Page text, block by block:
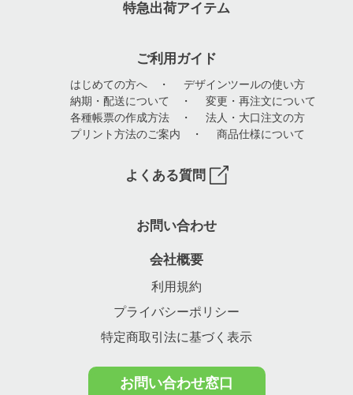
特急出荷アイテム
ご利用ガイド
はじめての方へ ・ デザインツールの使い方
納期・配送について
・ 変更・再注文について
各種帳票の作成方法 ・ 法人・大口注文の方
プリント方法のご案内 ・ 商品仕様について
よくある質問
お問い合わせ
会社概要
利用規約
プライバシーポリシー
特定商取引法に基づく表示
お問い合わせ窓口